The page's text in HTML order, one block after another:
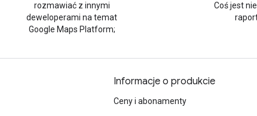
rozmawiać z innymi
deweloperami na temat
Google Maps Platform;
Coś jest
Informacje o produkcie
Ceny i abonamenty